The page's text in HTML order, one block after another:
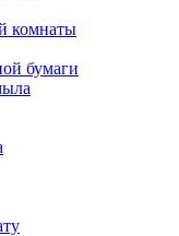
комнаты
бумаги